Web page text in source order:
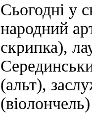
Сьогодні у
народний
скрипка),
(альт),
(віолончель)